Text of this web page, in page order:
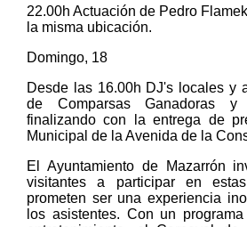
22.00h Actuación de Pedro
la misma ubicación.
Domingo, 18
Desde las 16.00h DJ's locales y
de Comparsas Ganadoras y
finalizando con la entrega de
Municipal de la Avenida de la
El Ayuntamiento de Mazarrón
visitantes a participar en
prometen ser una experiencia
los asistentes. Con un